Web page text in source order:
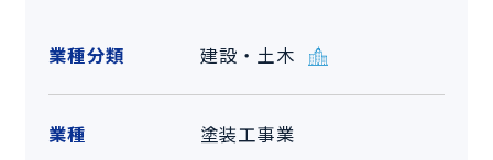
業種分類 建設・土木
業種 塗装工事業